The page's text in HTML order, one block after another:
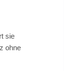
sie
ohne